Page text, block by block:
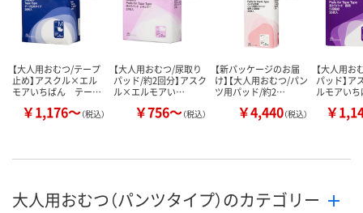
【大人用おむつ/テープ
止め】アスクル×エル
モアいちばん テー…
￥1,176～（税込）
【大人用おむつ/尿取り
パッド/約2回分】アスク
ル×エルモアい…
￥756～（税込）
【新パッケージのお届
け】【大人用おむつ/パン
ツ用パッド/約2…
￥4,440（税込）
【大人用お
パッド】
ルモアい
￥
大人用おむつ（パンツタイプ）のカテゴリー